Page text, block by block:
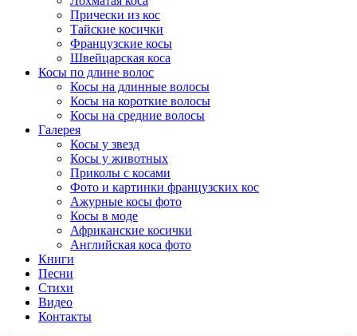
Прически из кос
Тайские косички
Французские косы
Швейцарская коса
Косы по длине волос
Косы на длинные волосы
Косы на короткие волосы
Косы на средние волосы
Галерея
Косы у звезд
Косы у животных
Приколы с косами
Фото и картинки французских кос
Ажурные косы фото
Косы в моде
Африканские косички
Английская коса фото
Книги
Песни
Cтихи
Видео
Контакты